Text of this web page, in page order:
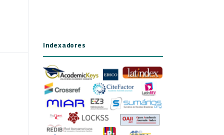
Indexadores